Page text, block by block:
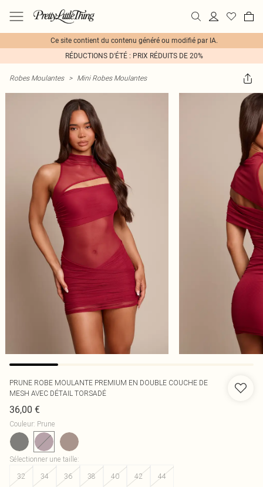
Ce site contient du contenu généré ou modifié par IA.
RÉDUCTIONS D'ÉTÉ : PRIX RÉDUITS DE 20%
Robes Moulantes > Mini Robes Moulantes
PRUNE ROBE MOULANTE PREMIUM EN DOUBLE COUCHE DE
MESH AVEC DÉTAIL TORSADÉ
36,00 €
Couleur: Prune
Sélectionner une taille:
32
34 36 38 40 42 44